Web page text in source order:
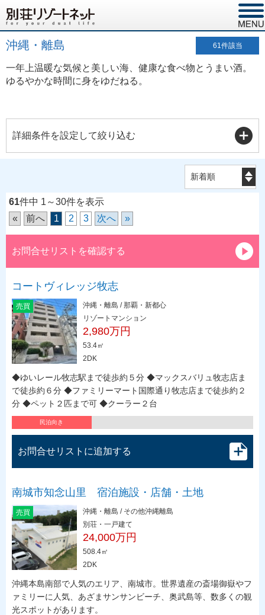
沖縄・離島 61件該当
一年上温暖な気候と美しい海、健康な食べ物とうまい酒。
ゆるやかな時間に身をゆだねる。
詳細条件を設定して絞り込む
61件中 1～30件を表示
«
前へ 1 2 3 次へ »
お問合せリストを確認する
コートヴィレッジ牧志
売買
沖縄・離島 / 那覇・新都心
リゾートマンション
2,980万円
53.4㎡
2DK
◆ゆいレール牧志駅まで徒歩約５分 ◆マックスバリュ牧志店ま
で徒歩約６分 ◆ファミリーマート国際通り牧志店まで徒歩約２
分 ◆ペット２匹まで可 ◆クーラー２台
民泊向き
お問合せリストに追加する
南城市知念山里 宿泊施設・店舗・土地
売買
沖縄・離島 / その他沖縄離島
別荘・一戸建て
24,000万円
508.4㎡
2DK
沖縄本島南部で人気のエリア、南城市。世界遺産の斎場御嶽やフ
ァミリーに人気、あざまサンサンビーチ、奥武島等、数多くの観
光スポットがあります。